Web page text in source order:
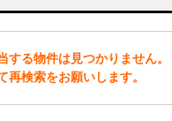
する物件は見つかりません。
再検索をお願いします。